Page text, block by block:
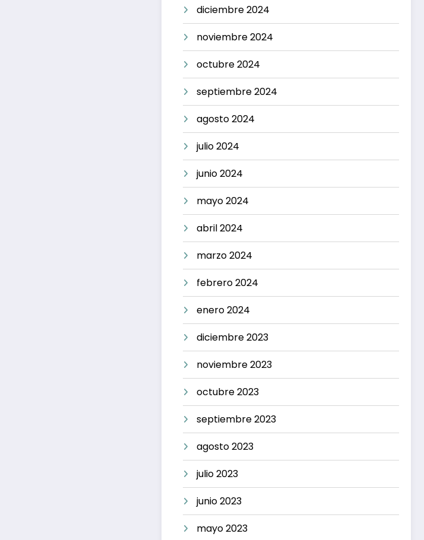
diciembre 2024
noviembre 2024
octubre 2024
septiembre 2024
agosto 2024
julio 2024
junio 2024
mayo 2024
abril 2024
marzo 2024
febrero 2024
enero 2024
diciembre 2023
noviembre 2023
octubre 2023
septiembre 2023
agosto 2023
julio 2023
junio 2023
mayo 2023